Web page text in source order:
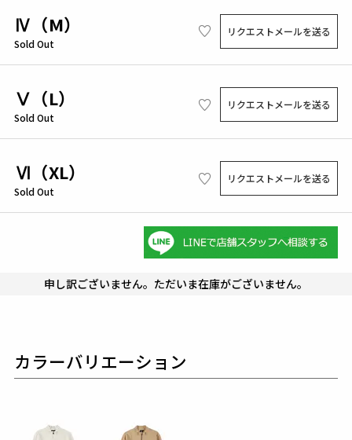
Ⅳ（M）
Sold Out
リクエストメールを送る
Ⅴ（L）
Sold Out
リクエストメールを送る
Ⅵ（XL）
Sold Out
リクエストメールを送る
申し訳ございません。ただいま在庫がございません。
カラーバリエーション